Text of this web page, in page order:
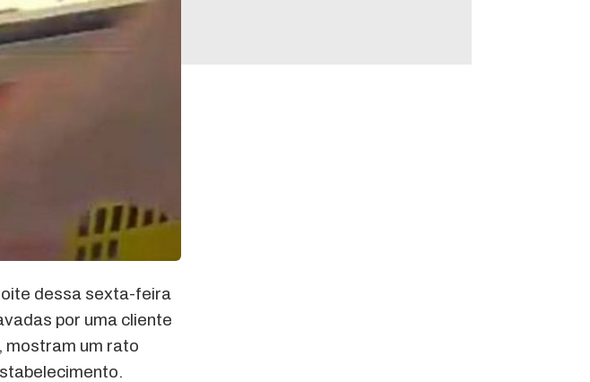
dessa sexta-feira
por uma cliente
mostram um rato